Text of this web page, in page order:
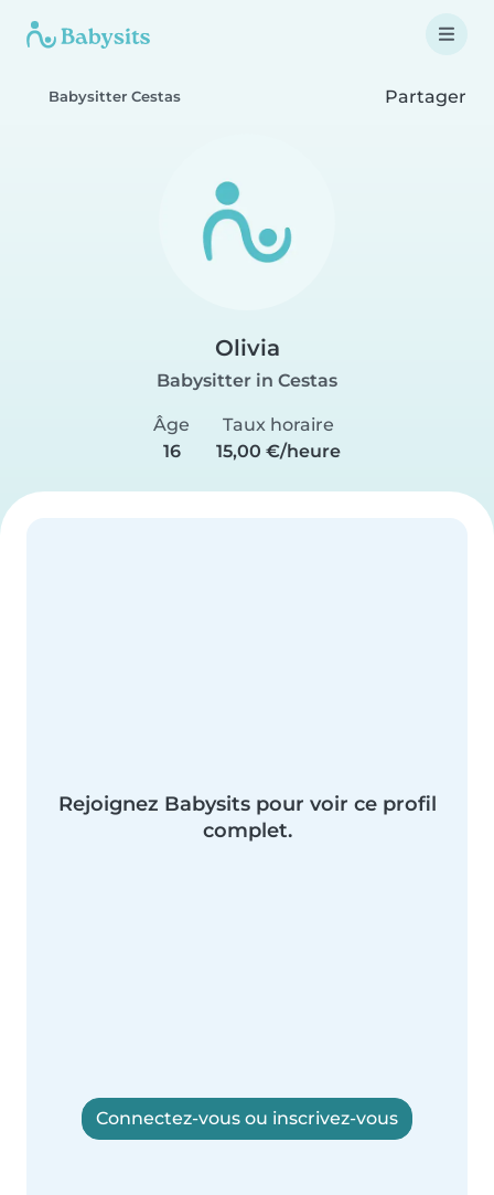
Babysitter Cestas Partager
Olivia
Babysitter in Cestas
Âge
16
Taux horaire
15,00 €/heure
Rejoignez Babysits pour voir ce profil
complet.
Connectez-vous ou inscrivez-vous